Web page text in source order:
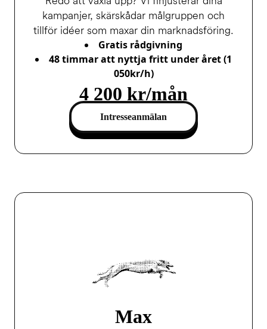
kampanjer, skärskådar målgruppen och
tillför idéer som maxar din marknadsföring.
Gratis rådgivning
48 timmar att nyttja fritt under året (1
050kr/h)
4 200 kr/mån
Intresseanmälan
Max